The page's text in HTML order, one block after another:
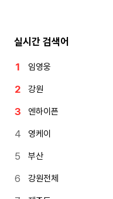
실시간 검색어
임영웅
강원
엔하이픈
영케이
부산
강원전체